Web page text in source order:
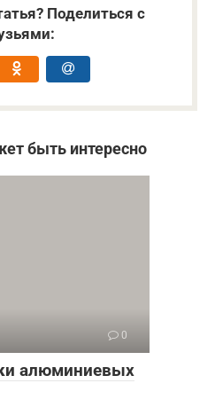
Поделиться с
быть интересно
0
алюминиевых